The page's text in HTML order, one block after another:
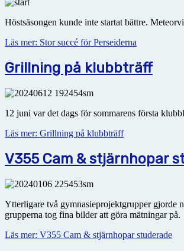
Höstsäsongen kunde inte startat bättre.
Läs mer: Stor succé för Perseiderna
Grillning på klubbträff
12 juni var det dags för sommarens första
Läs mer: Grillning på klubbträff
V355 Cam & stjärnhopar
Ytterligare två gymnasieprojektgrupper gjorde
grupperna tog fina bilder att göra mätningar på.
Läs mer: V355 Cam & stjärnhopar studerade